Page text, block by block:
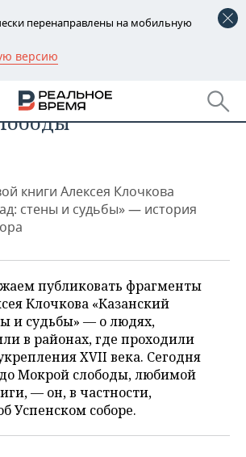
перенаправлены на мобильную
версию
ДОХОДАХ
и общежития
книги Алексея Клочкова
стены и судьбы» — история
публиковать фрагменты
Клочкова «Казанский
и судьбы» — о людях,
в районах, где проходили
XVII века. Сегодня
Мокрой слободы, любимой
— он, в частности,
Успенском соборе.